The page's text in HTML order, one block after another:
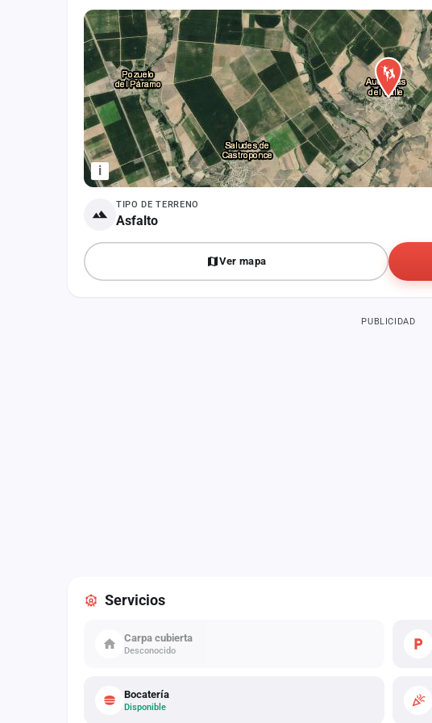
i
TIPO DE TERRENO
Asfalto
Ver mapa
PUBLICIDAD
Servicios
Carpa cubierta
Desconocido
Bocatería
Disponible
Iniciar sesión
Crear cuenta
Administración